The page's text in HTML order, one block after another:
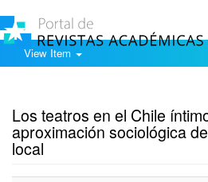
View Item
Los teatros en el Chile
aproximación sociológica
local